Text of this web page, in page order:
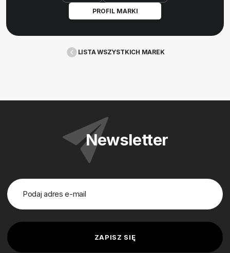
PROFIL MARKI
LISTA WSZYSTKICH MAREK
Newsletter